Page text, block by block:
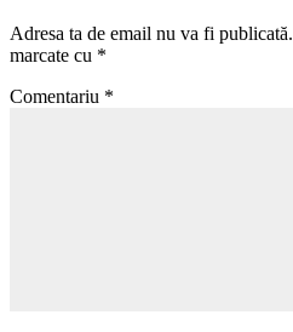
Adresa ta de email nu va fi publicată.
marcate cu *
Comentariu *